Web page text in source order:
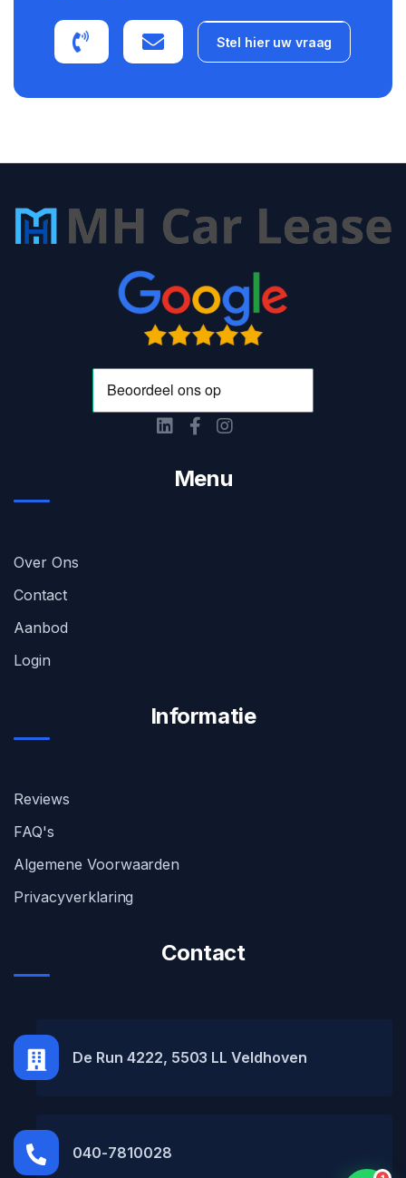
Stel hier uw vraag
Menu
Over Ons
Contact
Aanbod
Login
Informatie
Reviews
FAQ's
Algemene Voorwaarden
Privacyverklaring
Contact
De Run 4222, 5503 LL Veldhoven
040-7810028